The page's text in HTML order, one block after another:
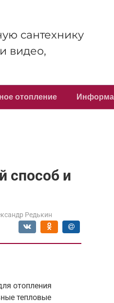
сантехнику
видео,
отопление
способ и
Редькин
отопления
тепловые